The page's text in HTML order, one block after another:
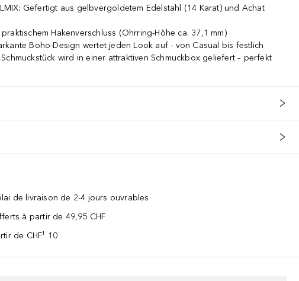
Gefertigt aus gelbvergoldetem Edelstahl (14 Karat) und Achat
praktischem Hakenverschluss (Ohrring-Höhe ca. 37,1 mm)
Boho-Design wertet jeden Look auf - von Casual bis festlich
Schmuckstück wird in einer attraktiven Schmuckbox geliefert – perfekt
de livraison de 2-4 jours ouvrables
à partir de 49,95 CHF
de CHF¹ 10